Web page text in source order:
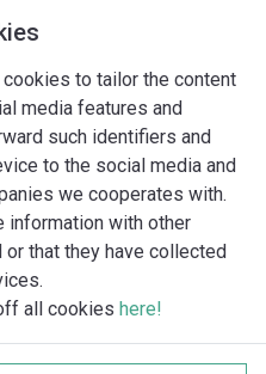
to tailor the content
media features and
such identifiers and
to the social media and
we cooperates with.
information with other
that they have collected
all cookies here!